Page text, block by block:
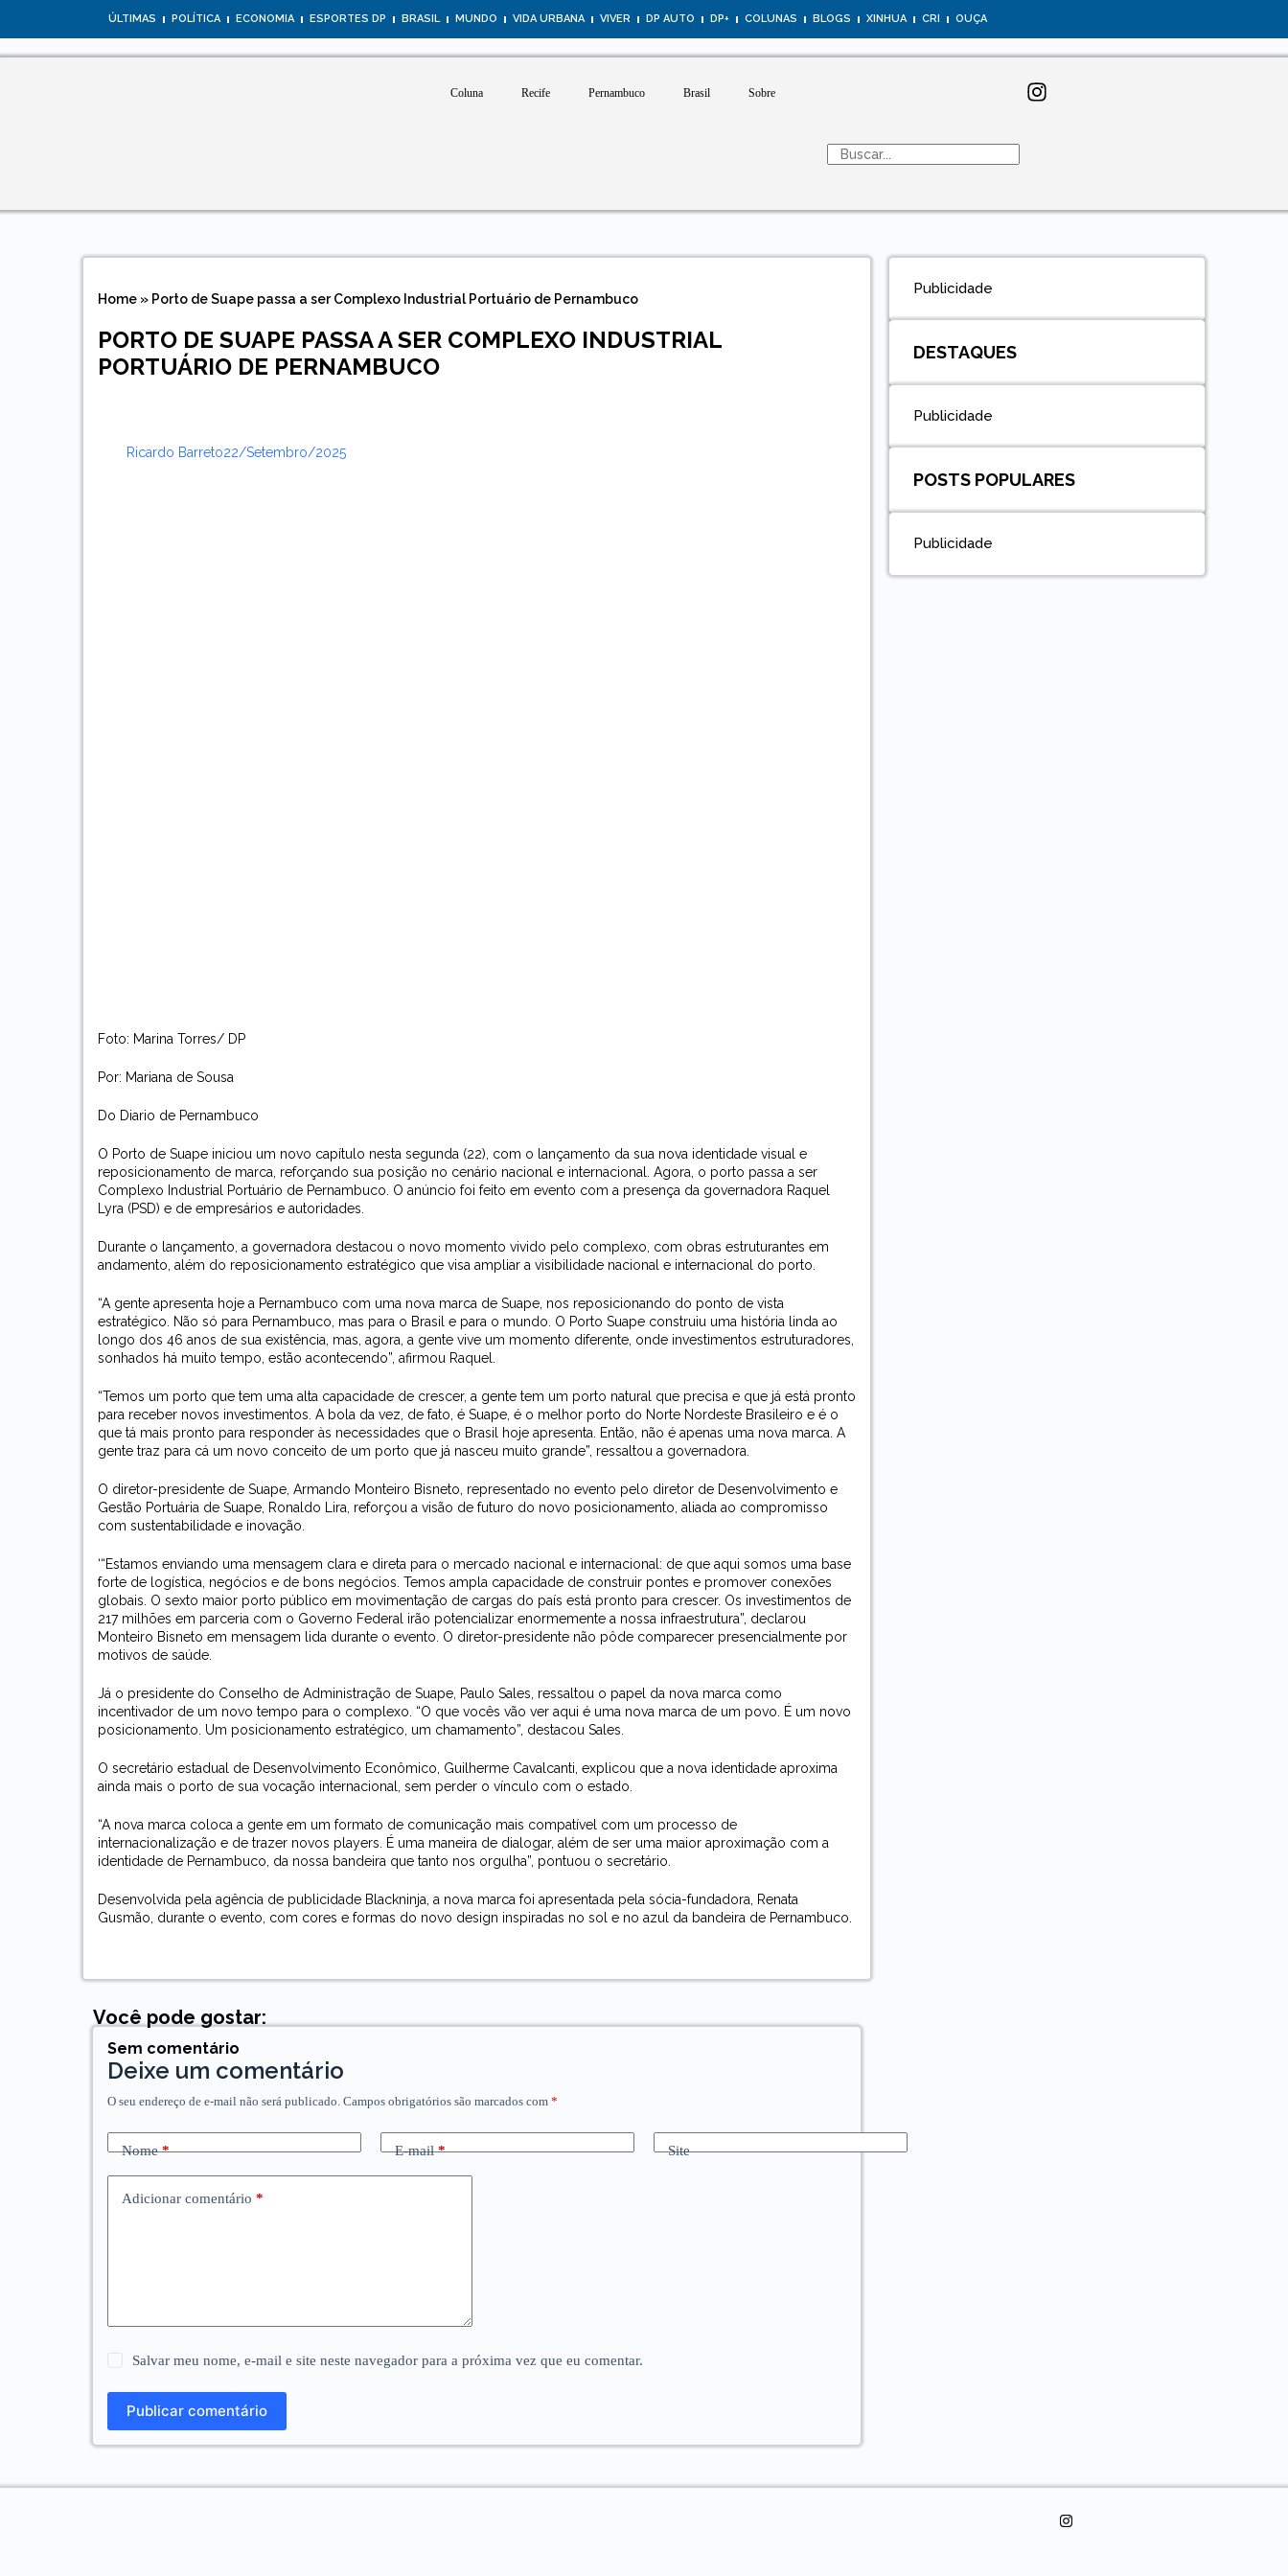
ÚLTIMAS POLÍTICA ECONOMIA ESPORTES DP BRASIL MUNDO VIDA URBANA VIVER DP AUTO DP+ COLUNAS BLOGS XINHUA CRI OUÇA
Coluna Recife Pernambuco Brasil Sobre
Home » Porto de Suape passa a ser Complexo Industrial Portuário de Pernambuco
PORTO DE SUAPE PASSA A SER COMPLEXO INDUSTRIAL
PORTUÁRIO DE PERNAMBUCO
Ricardo Barreto22/setembro/2025
Foto: Marina Torres/ DP
Por: Mariana de Sousa
Do Diario de Pernambuco
O Porto de Suape iniciou um novo capítulo nesta segunda (22), com o lançamento da sua nova identidade visual e
reposicionamento de marca, reforçando sua posição no cenário nacional e internacional. Agora, o porto passa a ser
Complexo Industrial Portuário de Pernambuco. O anúncio foi feito em evento com a presença da governadora Raquel
Lyra (PSD) e de empresários e autoridades.
Durante o lançamento, a governadora destacou o novo momento vivido pelo complexo, com obras estruturantes em
andamento, além do reposicionamento estratégico que visa ampliar a visibilidade nacional e internacional do porto.
“A gente apresenta hoje a Pernambuco com uma nova marca de Suape, nos reposicionando do ponto de vista
estratégico. Não só para Pernambuco, mas para o Brasil e para o mundo. O Porto Suape construiu uma história linda ao
longo dos 46 anos de sua existência, mas, agora, a gente vive um momento diferente, onde investimentos estruturadores,
sonhados há muito tempo, estão acontecendo”, afirmou Raquel.
“Temos um porto que tem uma alta capacidade de crescer, a gente tem um porto natural que precisa e que já está pronto
para receber novos investimentos. A bola da vez, de fato, é Suape, é o melhor porto do Norte Nordeste Brasileiro e é o
que tá mais pronto para responder às necessidades que o Brasil hoje apresenta. Então, não é apenas uma nova marca. A
gente traz para cá um novo conceito de um porto que já nasceu muito grande”, ressaltou a governadora.
O diretor-presidente de Suape, Armando Monteiro Bisneto, representado no evento pelo diretor de Desenvolvimento e
Gestão Portuária de Suape, Ronaldo Lira, reforçou a visão de futuro do novo posicionamento, aliada ao compromisso
com sustentabilidade e inovação.
‘“Estamos enviando uma mensagem clara e direta para o mercado nacional e internacional: de que aqui somos uma base
forte de logística, negócios e de bons negócios. Temos ampla capacidade de construir pontes e promover conexões
globais. O sexto maior porto público em movimentação de cargas do país está pronto para crescer. Os investimentos de
217 milhões em parceria com o Governo Federal irão potencializar enormemente a nossa infraestrutura”, declarou
Monteiro Bisneto em mensagem lida durante o evento. O diretor-presidente não pôde comparecer presencialmente por
motivos de saúde.
Já o presidente do Conselho de Administração de Suape, Paulo Sales, ressaltou o papel da nova marca como
incentivador de um novo tempo para o complexo. “O que vocês vão ver aqui é uma nova marca de um povo. É um novo
posicionamento. Um posicionamento estratégico, um chamamento”, destacou Sales.
O secretário estadual de Desenvolvimento Econômico, Guilherme Cavalcanti, explicou que a nova identidade aproxima
ainda mais o porto de sua vocação internacional, sem perder o vínculo com o estado.
“A nova marca coloca a gente em um formato de comunicação mais compatível com um processo de
internacionalização e de trazer novos players. É uma maneira de dialogar, além de ser uma maior aproximação com a
identidade de Pernambuco, da nossa bandeira que tanto nos orgulha”, pontuou o secretário.
Desenvolvida pela agência de publicidade Blackninja, a nova marca foi apresentada pela sócia-fundadora, Renata
Gusmão, durante o evento, com cores e formas do novo design inspiradas no sol e no azul da bandeira de Pernambuco.
Você pode gostar:
Sem comentário
Deixe um comentário
O seu endereço de e-mail não será publicado. Campos obrigatórios são marcados com*
Nome* E-mail* Site
Adicionar comentário *
Salvar meu nome, e-mail e site neste navegador para a próxima vez que eu comentar.
Publicar comentário
Publicidade
DESTAQUES
Publicidade
POSTS POPULARES
Publicidade